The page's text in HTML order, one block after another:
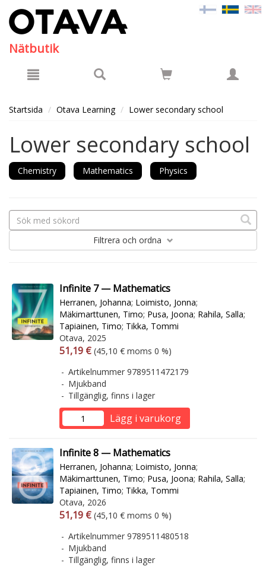
Nätbutik
Startsida Otava Learning Lower secondary school
Lower secondary school
Chemistry Mathematics Physics
Filtrera och ordna
Infinite 7 — Mathematics
Herranen, Johanna; Loimisto, Jonna;
Mäkimarttunen, Timo; Pusa, Joona; Rahila, Salla;
Tapiainen, Timo; Tikka, Tommi
Otava, 2025
Arvonlisäverollinen hinta
51,19 € Arvonlisäveroton hinta
(45,10 € moms 0 %)
Artikelnummer 9789511472179
Mjukband
Tillgänglig, finns i lager
Lägg i varukorg
Infinite 8 — Mathematics
Herranen, Johanna; Loimisto, Jonna;
Mäkimarttunen, Timo; Pusa, Joona; Rahila, Salla;
Tapiainen, Timo; Tikka, Tommi
Otava, 2026
Arvonlisäverollinen hinta
51,19 € Arvonlisäveroton hinta
(45,10 € moms 0 %)
Artikelnummer 9789511480518
Mjukband
Tillgänglig, finns i lager